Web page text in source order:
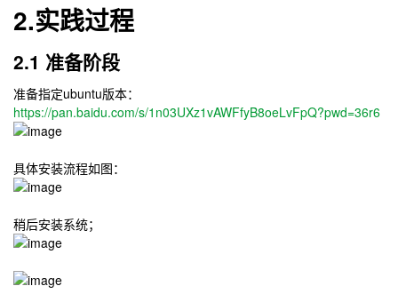
2.实践过程
2.1 准备阶段
准备指定ubuntu版本：
https://pan.baidu.com/s/1n03UXz1vAWFfyB8oeLvFpQ?pwd=36r6
具体安装流程如图：
稍后安装系统；